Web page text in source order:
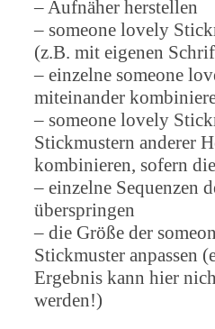
– Aufnäher herstellen
– someone lovely
(z.B. mit eigenen
– einzelne someone
miteinander
– someone lovely
Stickmustern anderer
kombinieren, sofern
– einzelne Sequenzen
überspringen
– die Größe der
Stickmuster anpassen
Ergebnis kann hier
werden!)